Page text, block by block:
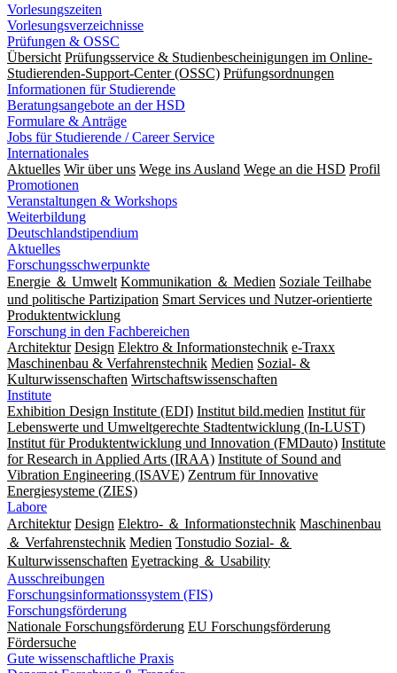
Vorlesungszeiten
Vorlesungsverzeichnisse
Prüfungen & OSSC
Übersicht Prüfungsservice & Studienbescheinigungen im Online-
Studierenden-Support-Center (OSSC) Prüfungsordnungen
Informationen für Studierende
Beratungsangebote an der HSD
Formulare & Anträge
Jobs für Studierende / Career Service
Internationales
Aktuelles Wir über uns Wege ins Ausland Wege an die HSD Profil
Promotionen
Veranstaltungen & Workshops
Weiterbildung
Deutschlandstipendium
Aktuelles
Forschungsschwerpunkte
Energie ＆ Umwelt Kommunikation ＆ Medien Soziale Teilhabe
und politische Partizipation Smart Services und Nutzer-orientierte
Produktentwicklung
Forschung in den Fachbereichen
Architektur Design Elektro & Informationstechnik e-Traxx
Maschinenbau & Verfahrenstechnik Medien Sozial- &
Kulturwissenschaften Wirtschaftswissenschaften
Institute
Exhibition Design Institute (EDI) Institut bild.medien Institut für
Lebenswerte und Umweltgerechte Stadtentwicklung (In-LUST)
Institut für Produktentwicklung und Innovation (FMDauto) Institute
for Research in Applied Arts (IRAA) Institute of Sound and
Vibration Engineering (ISAVE) Zentrum für Innovative
Energiesysteme (ZIES)
Labore
Architektur Design Elektro- ＆ Informationstechnik Maschinenbau
＆ Verfahrenstechnik Medien Tonstudio Sozial- ＆
Kulturwissenschaften Eyetracking ＆ Usability
Ausschreibungen
Forschungsinformationssystem (FIS)
Forschungsförderung
Nationale Forschungsförderung EU Forschungsförderung
Fördersuche
Gute wissenschaftliche Praxis